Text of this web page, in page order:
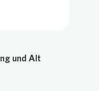
und Alt